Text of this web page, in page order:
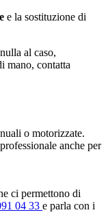
e la sostituzione di
al caso,
mano, contatta
o motorizzate.
anche per
ci permettono di
04 33 e parla con i